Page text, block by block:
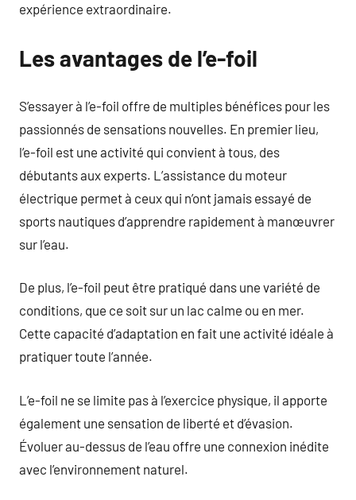
expérience extraordinaire.
Les avantages de l’e-foil
S’essayer à l’e-foil offre de multiples bénéfices pour les
passionnés de sensations nouvelles. En premier lieu,
l’e-foil est une activité qui convient à tous, des
débutants aux experts. L’assistance du moteur
électrique permet à ceux qui n’ont jamais essayé de
sports nautiques d’apprendre rapidement à manœuvrer
sur l’eau.
De plus, l’e-foil peut être pratiqué dans une variété de
conditions, que ce soit sur un lac calme ou en mer.
Cette capacité d’adaptation en fait une activité idéale à
pratiquer toute l’année.
L’e-foil ne se limite pas à l’exercice physique, il apporte
également une sensation de liberté et d’évasion.
Évoluer au-dessus de l’eau offre une connexion inédite
avec l’environnement naturel.